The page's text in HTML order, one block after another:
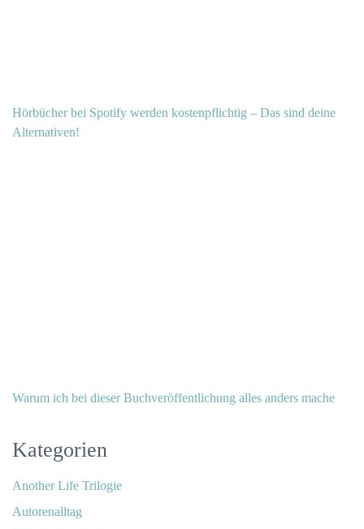
Hörbücher bei Spotify werden kostenpflichtig – Das sind deine
Alternativen!
Warum ich bei dieser Buchveröffentlichung alles anders mache
Kategorien
Another Life Trilogie
Autorenalltag